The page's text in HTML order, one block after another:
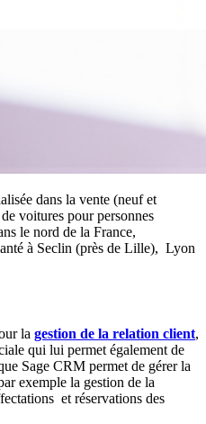
dans la vente (neuf et
voitures pour personnes
le nord de la France,
à Seclin (près de Lille), Lyon
la gestion de la relation client,
qui lui permet également de
Sage CRM permet de gérer la
exemple la gestion de la
et réservations des